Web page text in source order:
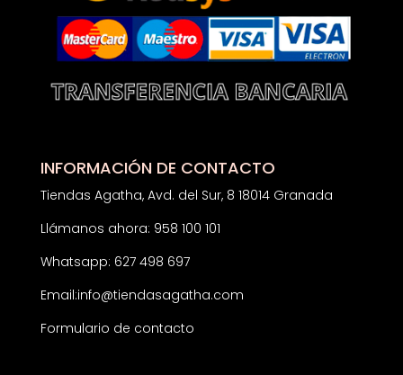
INFORMACIÓN DE CONTACTO
Tiendas Agatha, Avd. del Sur, 8 18014 Granada
Llámanos ahora: 958 100 101
Whatsapp: 627 498 697
Email:info@tiendasagatha.com
Formulario de contacto